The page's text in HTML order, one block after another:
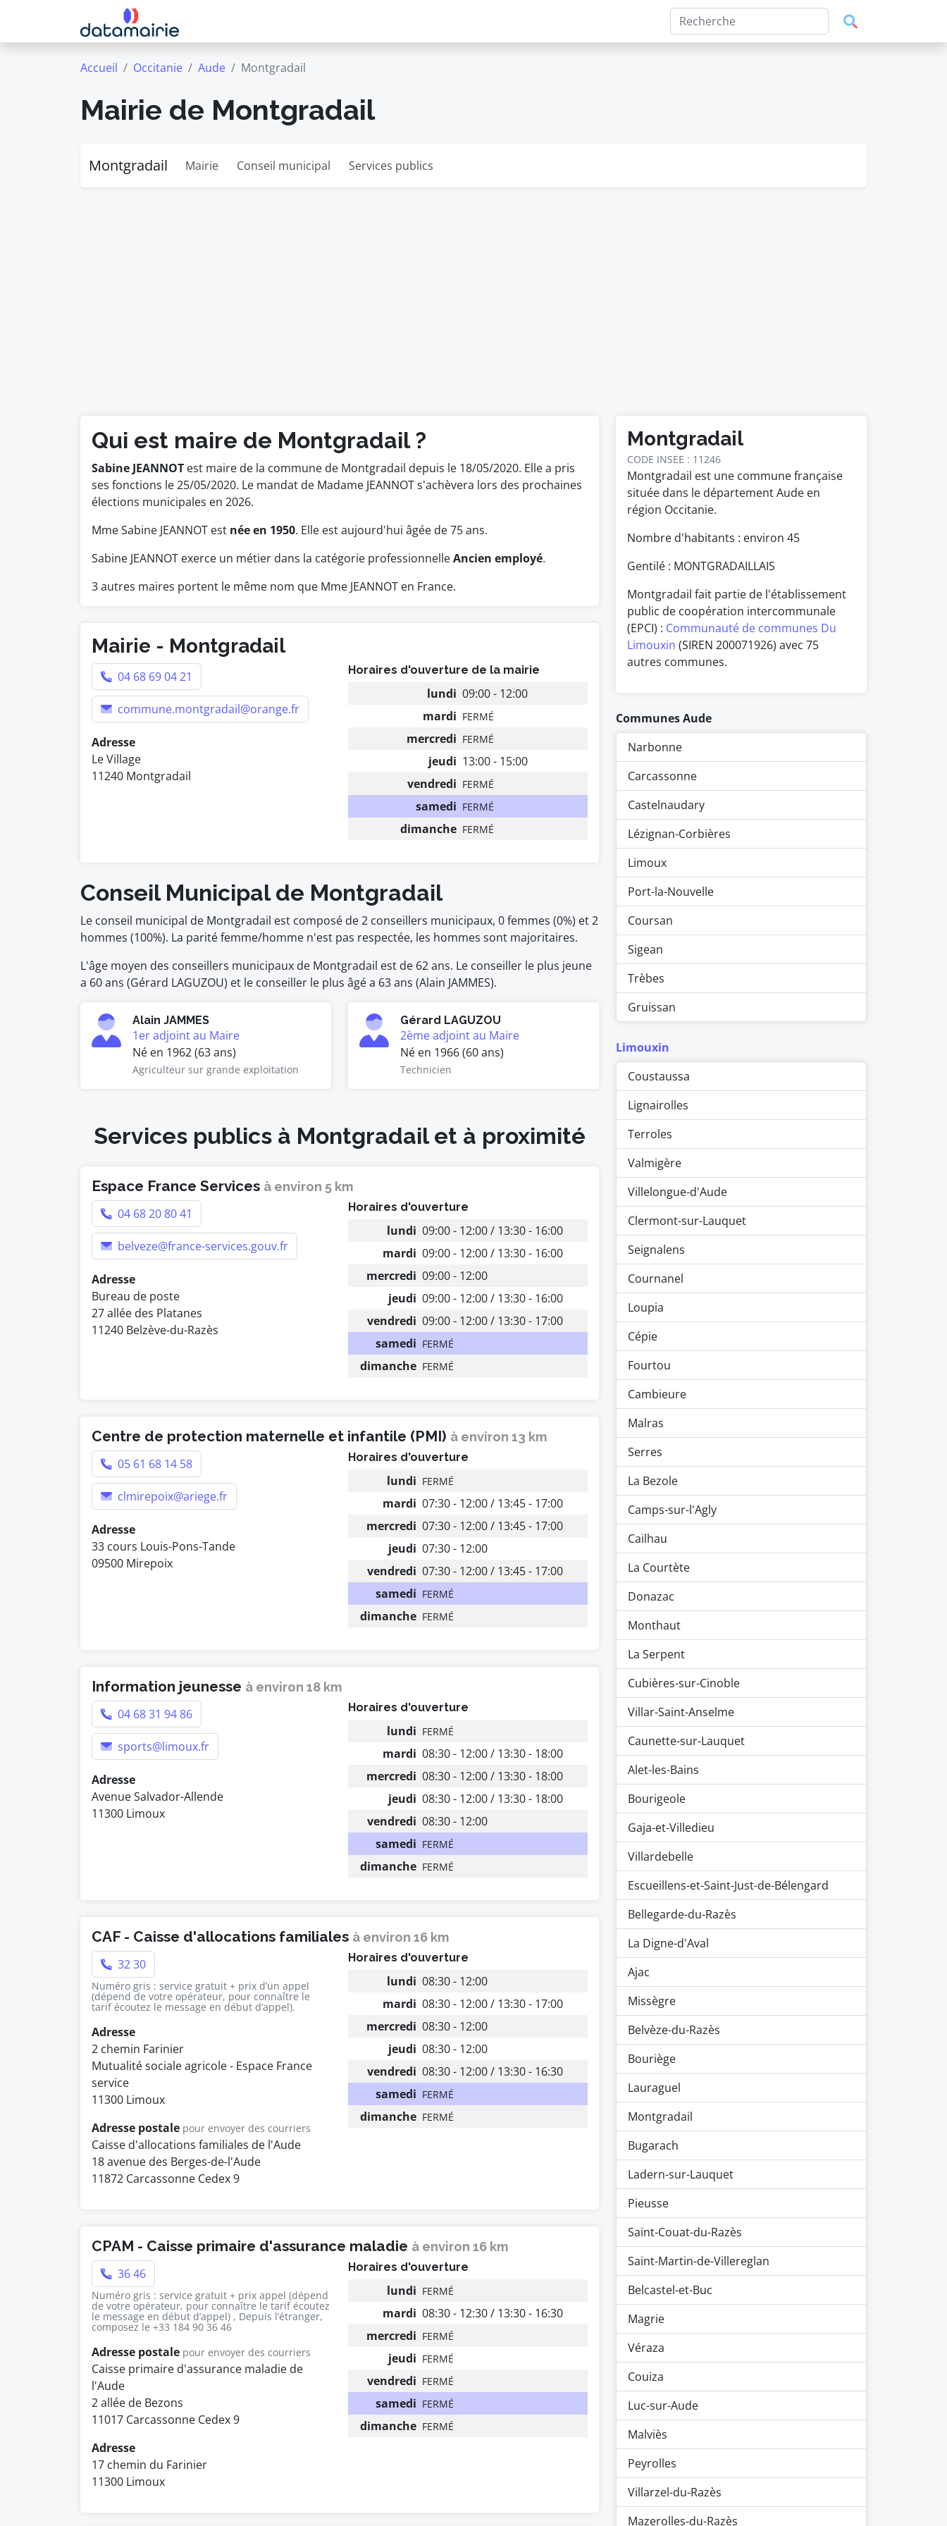
Accueil Occitanie Aude Montgradail
Mairie de Montgradail
Montgradail Mairie Conseil municipal Services publics
Qui est maire de Montgradail ?
Sabine JEANNOT est maire de la commune de Montgradail depuis le 18/05/2020. Elle a pris
ses fonctions le 25/05/2020. Le mandat de Madame JEANNOT s'achèvera lors des prochaines
élections municipales en 2026.
Mme Sabine JEANNOT est née en 1950. Elle est aujourd'hui âgée de 75 ans.
Sabine JEANNOT exerce un métier dans la catégorie professionnelleAncien employé.
3 autres maires portent le même nom que Mme JEANNOT en France.
Mairie - Montgradail
04 68 69 04 21
commune.montgradail@orange.fr
Adresse
Le Village
11240 Montgradail
Horaires d'ouverture de la mairie
lundi 09:00 - 12:00
mardi FERMÉ
mercredi FERMÉ
jeudi 13:00 - 15:00
vendredi FERMÉ
samedi FERMÉ
dimanche FERMÉ
Conseil Municipal de Montgradail
Le conseil municipal de Montgradail est composé de 2 conseillers municipaux, 0 femmes (0%) et 2
hommes (100%). La parité femme/homme n'est pas respectée, les hommes sont majoritaires.
L'âge moyen des conseillers municipaux de Montgradail est de 62 ans. Le conseiller le plus jeune
a 60 ans (Gérard LAGUZOU) et le conseiller le plus âgé a 63 ans (Alain JAMMES).
Alain JAMMES
1er adjoint au Maire
Né en 1962 (63 ans)
Agriculteur sur grande exploitation
Gérard LAGUZOU
2ème adjoint au Maire
Né en 1966 (60 ans)
Technicien
Services publics à Montgradail et à proximité
Espace France Services à environ 5 km
04 68 20 80 41
belveze@france-services.gouv.fr
Adresse
Bureau de poste
27 allée des Platanes
11240 Belzève-du-Razès
Horaires d'ouverture
lundi 09:00 - 12:00 / 13:30 - 16:00
mardi 09:00 - 12:00 / 13:30 - 16:00
mercredi 09:00 - 12:00
jeudi 09:00 - 12:00 / 13:30 - 16:00
vendredi 09:00 - 12:00 / 13:30 - 17:00
samedi FERMÉ
dimanche FERMÉ
Centre de protection maternelle et infantile (PMI) à environ 13 km
05 61 68 14 58
clmirepoix@ariege.fr
Adresse
33 cours Louis-Pons-Tande
09500 Mirepoix
Horaires d'ouverture
lundi FERMÉ
mardi 07:30 - 12:00 / 13:45 - 17:00
mercredi 07:30 - 12:00 / 13:45 - 17:00
jeudi 07:30 - 12:00
vendredi 07:30 - 12:00 / 13:45 - 17:00
samedi FERMÉ
dimanche FERMÉ
Information jeunesse à environ 18 km
04 68 31 94 86
sports@limoux.fr
Adresse
Avenue Salvador-Allende
11300 Limoux
Horaires d'ouverture
lundi FERMÉ
mardi 08:30 - 12:00 / 13:30 - 18:00
mercredi 08:30 - 12:00 / 13:30 - 18:00
jeudi 08:30 - 12:00 / 13:30 - 18:00
vendredi 08:30 - 12:00
samedi FERMÉ
dimanche FERMÉ
CAF - Caisse d'allocations familiales à environ 16 km
32 30
Numéro gris : service gratuit + prix d’un appel
(dépend de votre opérateur, pour connaître le
tarif écoutez le message en début d’appel).
Adresse
2 chemin Farinier
Mutualité sociale agricole - Espace France
service
11300 Limoux
Adresse postale pour envoyer des courriers
Caisse d'allocations familiales de l'Aude
18 avenue des Berges-de-l'Aude
11872 Carcassonne Cedex 9
Horaires d'ouverture
lundi 08:30 - 12:00
mardi 08:30 - 12:00 / 13:30 - 17:00
mercredi 08:30 - 12:00
jeudi 08:30 - 12:00
vendredi 08:30 - 12:00 / 13:30 - 16:30
samedi FERMÉ
dimanche FERMÉ
CPAM - Caisse primaire d'assurance maladie à environ 16 km
36 46
Numéro gris : service gratuit + prix appel (dépend
de votre opérateur, pour connaître le tarif écoutez
le message en début d’appel) , Depuis l’étranger,
composez le +33 184 90 36 46
Adresse postale pour envoyer des courriers
Caisse primaire d'assurance maladie de
l'Aude
2 allée de Bezons
11017 Carcassonne Cedex 9
Adresse
17 chemin du Farinier
11300 Limoux
Horaires d'ouverture
lundi FERMÉ
mardi 08:30 - 12:30 / 13:30 - 16:30
mercredi FERMÉ
jeudi FERMÉ
vendredi FERMÉ
samedi FERMÉ
dimanche FERMÉ
Montgradail
CODE INSEE : 11246
Montgradail est une commune française
située dans le département Aude en
région Occitanie.
Nombre d'habitants : environ 45
Gentilé : MONTGRADAILLAIS
Montgradail fait partie de l'établissement
public de coopération intercommunale
(EPCI) : Communauté de communes Du
Limouxin (SIREN 200071926) avec 75
autres communes.
Communes Aude
Narbonne
Carcassonne
Castelnaudary
Lézignan-Corbières
Limoux
Port-la-Nouvelle
Coursan
Sigean
Trèbes
Gruissan
Limouxin
Coustaussa
Lignairolles
Terroles
Valmigère
Villelongue-d'Aude
Clermont-sur-Lauquet
Seignalens
Cournanel
Loupia
Cépie
Fourtou
Cambieure
Malras
Serres
La Bezole
Camps-sur-l'Agly
Cailhau
La Courtète
Donazac
Monthaut
La Serpent
Cubières-sur-Cinoble
Villar-Saint-Anselme
Caunette-sur-Lauquet
Alet-les-Bains
Bourigeole
Gaja-et-Villedieu
Villardebelle
Escueillens-et-Saint-Just-de-Bélengard
Bellegarde-du-Razès
La Digne-d'Aval
Ajac
Missègre
Belvèze-du-Razès
Bouriège
Lauraguel
Montgradail
Bugarach
Ladern-sur-Lauquet
Pieusse
Saint-Couat-du-Razès
Saint-Martin-de-Villereglan
Belcastel-et-Buc
Magrie
Véraza
Couiza
Luc-sur-Aude
Malviès
Peyrolles
Villarzel-du-Razès
Mazerolles-du-Razès